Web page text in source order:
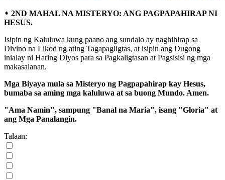
᛭ 2ND MAHAL NA MISTERYO: ANG PAGPAPAHIRAP NI
HESUS.
Isipin ng Kaluluwa kung paano ang sundalo ay naghihirap sa
Divino na Likod ng ating Tagapagligtas, at isipin ang Dugong
inialay ni Haring Diyos para sa Pagkaligtasan at Pagsisisi ng mga
makasalanan.
Mga Biyaya mula sa Misteryo ng Pagpapahirap kay Hesus,
bumaba sa aming mga kaluluwa at sa buong Mundo. Amen.
"Ama Namin", sampung "Banal na Maria", isang "Gloria" at
ang Mga Panalangin.
Talaan: